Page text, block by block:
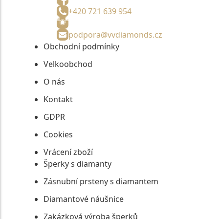
+420 721 639 954
podpora@vvdiamonds.cz
Obchodní podmínky
Velkoobchod
O nás
Kontakt
GDPR
Cookies
Vrácení zboží
Šperky s diamanty
Zásnubní prsteny s diamantem
Diamantové náušnice
Zakázková výroba šperků